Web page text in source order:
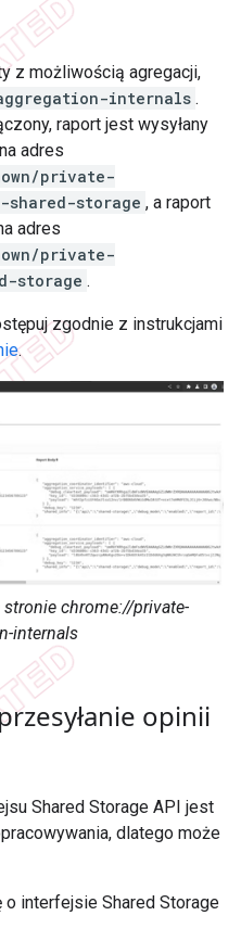
z możliwością agregacji,
internals .
raport jest wysyłany
adres
private-
storage , a raport
adres
private-
storage .
zgodnie z instrukcjami
.
chrome://private-
internals
opinii
Shared Storage API jest
dlatego może
o interfejsie Shared Storage